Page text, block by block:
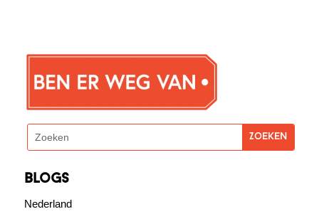
blogs
Nederland